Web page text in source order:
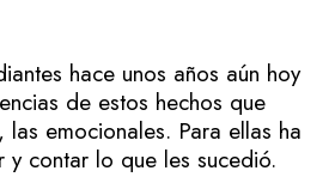
hace unos años aún hoy
de estos hechos que
las emocionales. Para ellas ha
contar lo que les sucedió.